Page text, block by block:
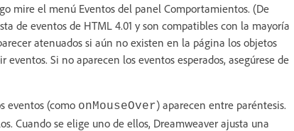
mire el menú Eventos del panel Comportamientos. (De
de eventos de HTML 4.01 y son compatibles con la mayoría
atenuados si aún no existen en la página los objetos
Si no aparecen los eventos esperados, asegúrese de
eventos (como onMouseOver) aparecen entre paréntesis.
Cuando se elige uno de ellos, Dreamweaver ajusta una